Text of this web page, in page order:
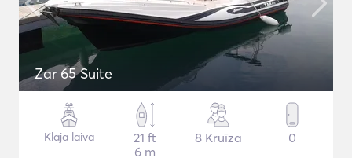
Zar 65 Suite
Klāja laiva
21 ft
6 m
8 Kruīza 0